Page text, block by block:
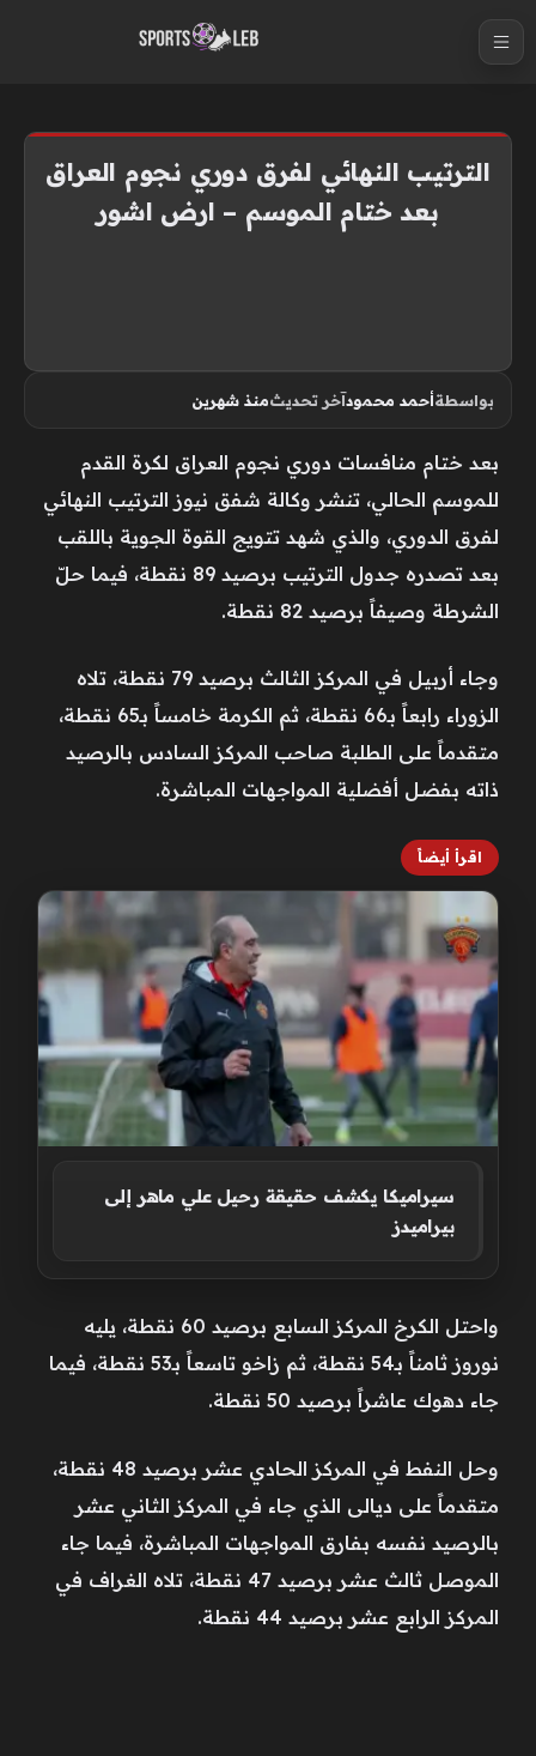
الترتيب النهائي لفرق دوري نجوم العراق
بعد ختام الموسم – ارض اشور
بواسطةأحمد محمودآخر تحديثمنذ شهرين
بعد ختام منافسات دوري نجوم العراق لكرة القدم
للموسم الحالي، تنشر وكالة شفق نيوز الترتيب النهائي
لفرق الدوري، والذي شهد تتويج القوة الجوية باللقب
بعد تصدره جدول الترتيب برصيد 89 نقطة، فيما حلّ
الشرطة وصيفاً برصيد 82 نقطة.
وجاء أربيل في المركز الثالث برصيد 79 نقطة، تلاه
الزوراء رابعاً بـ66 نقطة، ثم الكرمة خامساً بـ65 نقطة،
متقدماً على الطلبة صاحب المركز السادس بالرصيد
ذاته بفضل أفضلية المواجهات المباشرة.
اقرأ أيضاً
سيراميكا يكشف حقيقة رحيل علي ماهر إلى
بيراميدز
واحتل الكرخ المركز السابع برصيد 60 نقطة، يليه
نوروز ثامناً بـ54 نقطة، ثم زاخو تاسعاً بـ53 نقطة، فيما
جاء دهوك عاشراً برصيد 50 نقطة.
وحل النفط في المركز الحادي عشر برصيد 48 نقطة،
متقدماً على ديالى الذي جاء في المركز الثاني عشر
بالرصيد نفسه بفارق المواجهات المباشرة، فيما جاء
الموصل ثالث عشر برصيد 47 نقطة، تلاه الغراف في
المركز الرابع عشر برصيد 44 نقطة.